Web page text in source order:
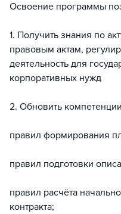
Освоение программы
1. Получить знания по
правовым актам,
деятельность для
корпоративных нужд
2. Обновить
правил формирования
правил подготовки
правил расчёта
контракта;